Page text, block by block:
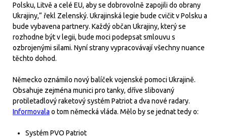
Polsku, Litvě a celé EU, aby se dobrovolně zapojili do obrany
Ukrajiny,“ řekl Zelenský. Ukrajinská legie bude cvičit v Polsku a
bude vybavena partnery. Každý občan Ukrajiny, který se
rozhodne být v legii, bude moci podepsat smlouvu s
ozbrojenými silami. Nyní strany vypracovávají všechny nuance
těchto dohod.
Německo oznámilo nový balíček vojenské pomoci Ukrajině.
Obsahuje zejména munici pro tanky, dříve slibovaný
protiletadlový raketový systém Patriot a dva nové radary.
Informovala o tom německá vláda. Mělo by se jednat tedy o:
Systém PVO Patriot